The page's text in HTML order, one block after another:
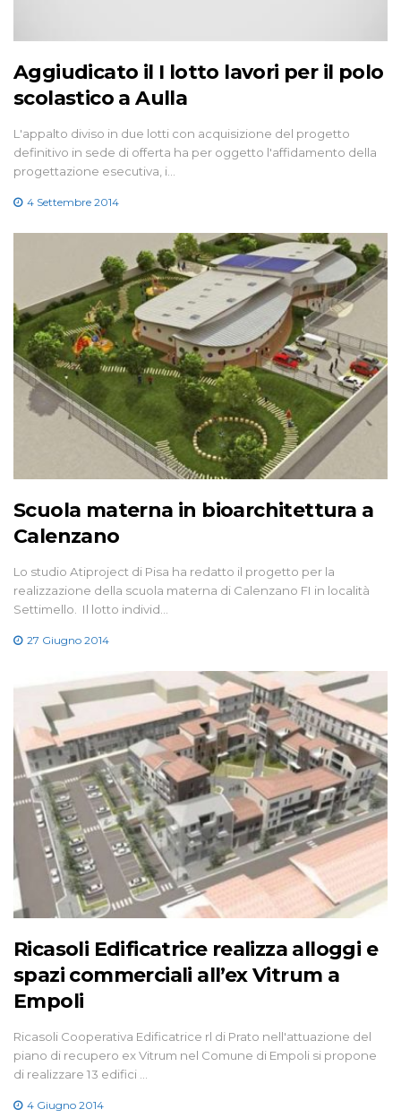
Aggiudicato il I lotto lavori per il polo
scolastico a Aulla
L'appalto diviso in due lotti con acquisizione del progetto
definitivo in sede di offerta ha per oggetto l'affidamento della
progettazione esecutiva, i…
4 Settembre 2014
Scuola materna in bioarchitettura a
Calenzano
Lo studio Atiproject di Pisa ha redatto il progetto per la
realizzazione della scuola materna di Calenzano FI in località
Settimello. Il lotto individ…
27 Giugno 2014
Ricasoli Edificatrice realizza alloggi e
spazi commerciali all’ex Vitrum a
Empoli
Ricasoli Cooperativa Edificatrice rl di Prato nell'attuazione del
piano di recupero ex Vitrum nel Comune di Empoli si propone
di realizzare 13 edifici …
4 Giugno 2014